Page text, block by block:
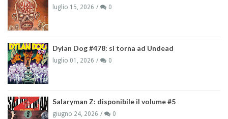
luglio 15, 2026 0
Dylan Dog #478: si torna ad Undead
luglio 01, 2026 0
Salaryman Z: disponibile il volume #5
giugno 24, 2026 0